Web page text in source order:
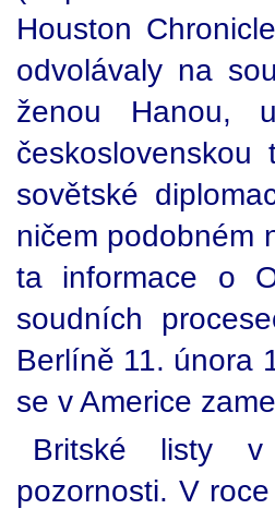
Houston
odvolávaly na
ženou Hanou,
sovětské
ničem podobném
ta informace o
soudních
Berlíně 11. února
se v Americe
Britské listy v
pozornosti. V